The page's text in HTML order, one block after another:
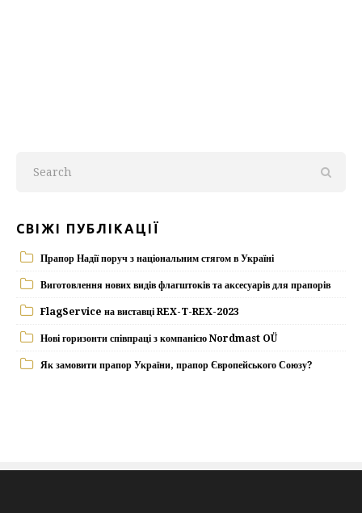
СВІЖІ ПУБЛІКАЦІЇ
Прапор Надії поруч з національним стягом в Україні
Виготовлення нових видів флагштоків та аксесуарів для прапорів
FlagService на виставці REX-T-REX-2023
Нові горизонти співпраці з компанією Nordmast OÜ
Як замовити прапор України, прапор Європейського Союзу?